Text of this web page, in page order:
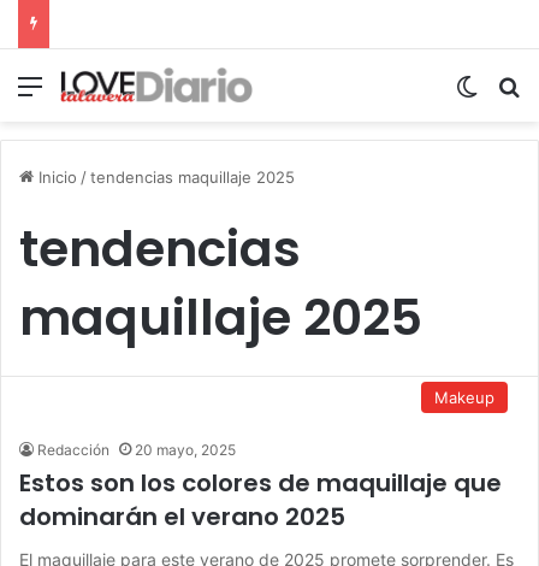
Menú
Inicio /tendencias maquillaje 2025
tendencias
maquillaje 2025
Makeup
Redacción 20 mayo, 2025
Estos son los colores de maquillaje que
dominarán el verano 2025
El maquillaje para este verano de 2025 promete sorprender. Es